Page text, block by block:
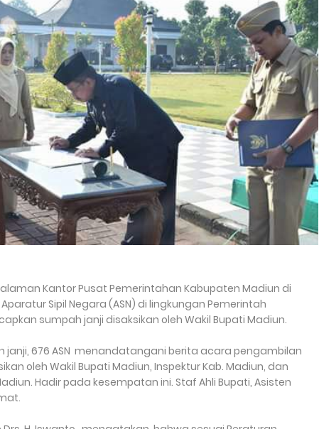
Kantor Pusat Pemerintahan Kabupaten Madiun di
Sipil Negara (ASN) di lingkungan Pemerintah
sumpah janji disaksikan oleh Wakil Bupati Madiun.
janji, 676 ASN menandatangani berita acara pengambilan
oleh Wakil Bupati Madiun, Inspektur Kab. Madiun, dan
Hadir pada kesempatan ini. Staf Ahli Bupati, Asisten